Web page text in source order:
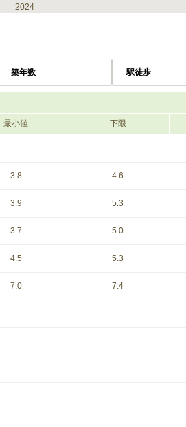
2024
築年数 駅徒歩
最小値 下限
3.8 4.6
3.9 5.3
3.7 5.0
4.5 5.3
7.0 7.4